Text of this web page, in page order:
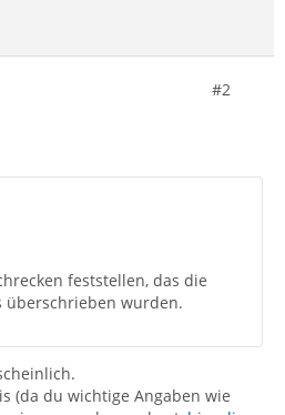
#2
feststellen, das die
überschrieben wurden.
(da du wichtige Angaben wie